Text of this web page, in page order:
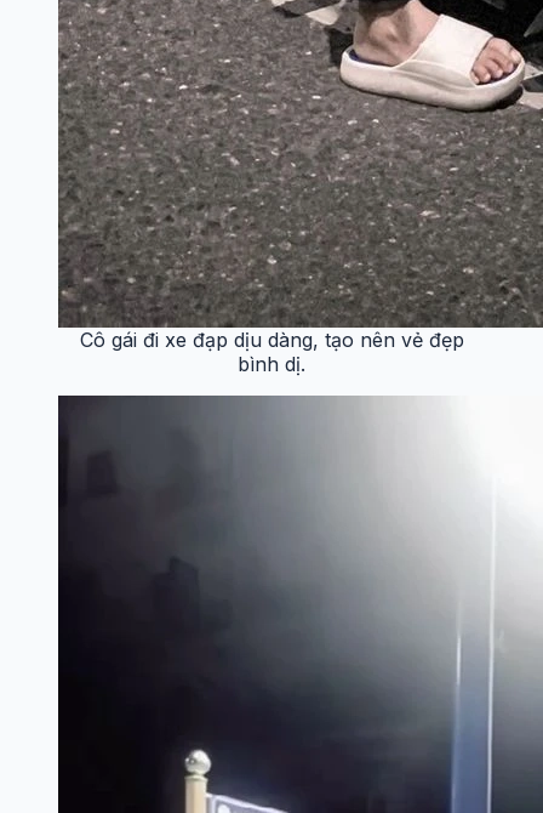
Cô gái đi xe đạp dịu dàng, tạo nên vẻ đẹp
bình dị.